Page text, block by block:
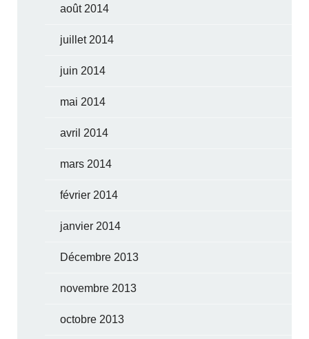
août 2014
juillet 2014
juin 2014
mai 2014
avril 2014
mars 2014
février 2014
janvier 2014
Décembre 2013
novembre 2013
octobre 2013